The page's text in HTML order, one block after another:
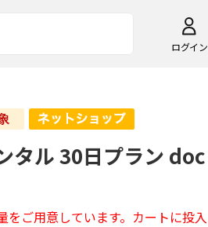
ログイン
タル 30日プラン doc
をご用意しています。カートに投入